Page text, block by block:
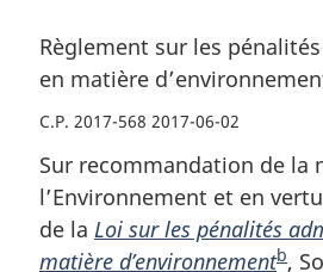
Règlement sur les
en matière
C.P. 2017-568 2017-06-02
Sur recommandation de la
l’Environnement et en
de la Loi sur les pénalités
matière d’environnementN
b,